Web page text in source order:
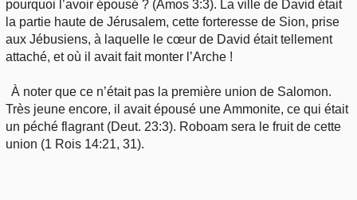
pourquoi l’avoir épousé ? (Amos 3:3). La ville de David était
la partie haute de Jérusalem, cette forteresse de Sion, prise
aux Jébusiens, à laquelle le cœur de David était tellement
attaché, et où il avait fait monter l’Arche !
À noter que ce n’était pas la première union de Salomon.
Très jeune encore, il avait épousé une Ammonite, ce qui était
un péché flagrant (Deut. 23:3). Roboam sera le fruit de cette
union (1 Rois 14:21, 31).